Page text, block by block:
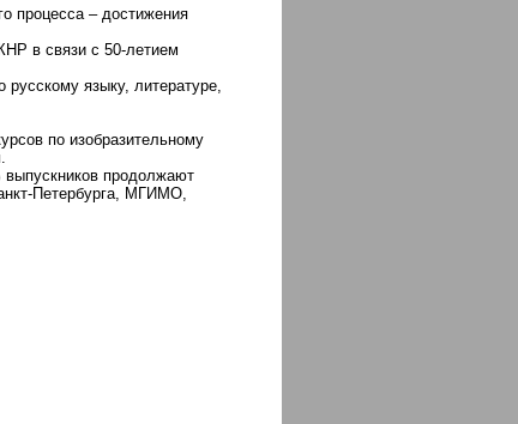
процесса – достижения
в связи с 50-летием
языку, литературе,
по изобразительному
продолжают
Петербурга, МГИМО,